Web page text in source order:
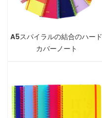
A5スパイラルの結合のハード
カバーノート